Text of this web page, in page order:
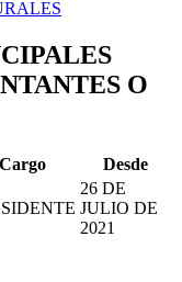
O
Cargo
Desde
26 DE
JULIO DE
2021